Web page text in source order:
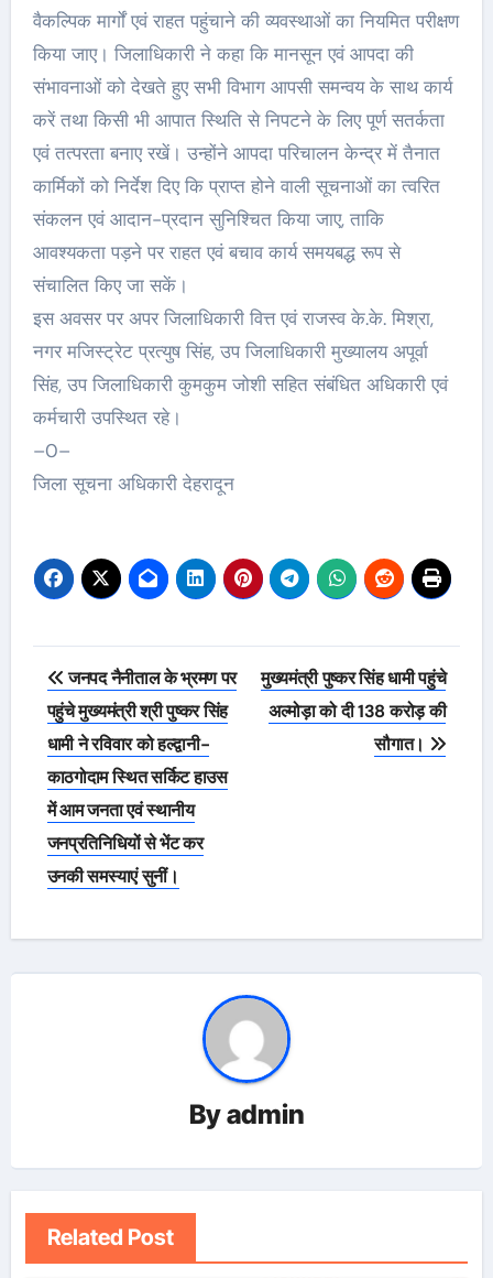
वैकल्पिक मार्गों एवं राहत पहुंचाने की व्यवस्थाओं का नियमित परीक्षण
किया जाए। जिलाधिकारी ने कहा कि मानसून एवं आपदा की
संभावनाओं को देखते हुए सभी विभाग आपसी समन्वय के साथ कार्य
करें तथा किसी भी आपात स्थिति से निपटने के लिए पूर्ण सतर्कता
एवं तत्परता बनाए रखें। उन्होंने आपदा परिचालन केन्द्र में तैनात
कार्मिकों को निर्देश दिए कि प्राप्त होने वाली सूचनाओं का त्वरित
संकलन एवं आदान-प्रदान सुनिश्चित किया जाए, ताकि
आवश्यकता पड़ने पर राहत एवं बचाव कार्य समयबद्ध रूप से
संचालित किए जा सकें।
इस अवसर पर अपर जिलाधिकारी वित्त एवं राजस्व के.के. मिश्रा,
नगर मजिस्ट्रेट प्रत्युष सिंह, उप जिलाधिकारी मुख्यालय अपूर्वा
सिंह, उप जिलाधिकारी कुमकुम जोशी सहित संबंधित अधिकारी एवं
कर्मचारी उपस्थित रहे।
–0–
जिला सूचना अधिकारी देहरादून
Post
navigation
जनपद नैनीताल के भ्रमण पर
पहुंचे मुख्यमंत्री श्री पुष्कर सिंह
धामी ने रविवार को हल्द्वानी-
काठगोदाम स्थित सर्किट हाउस
में आम जनता एवं स्थानीय
जनप्रतिनिधियों से भेंट कर
उनकी समस्याएं सुनीं।
मुख्यमंत्री पुष्कर सिंह धामी पहुंचे
अल्मोड़ा को दी 138 करोड़ की
सौगात।
Byadmin
Related Post